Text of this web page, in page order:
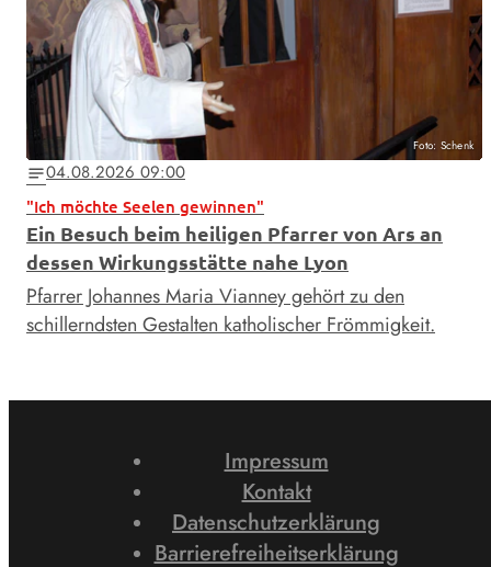
Foto: Schenk
notes04.08.2026 09:00
"Ich möchte Seelen gewinnen"
Ein Besuch beim heiligen Pfarrer von Ars an
dessen Wirkungsstätte nahe Lyon
Pfarrer Johannes Maria Vianney gehört zu den
schillerndsten Gestalten katholischer Frömmigkeit.
Impressum
Kontakt
Datenschutzerklärung
Barrierefreiheitserklärung